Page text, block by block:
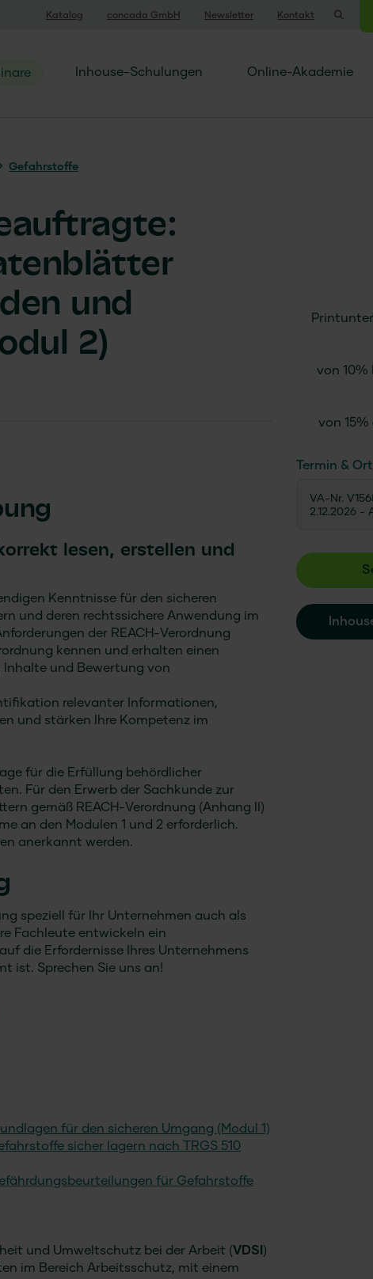
Katalog concada GmbH Newsletter Kontakt
Inhouse-Schulungen Online-Akademie
Gefahrstoffe
und
2)
lesen, erstellen und
Kenntnisse für den sicheren
und deren rechtssichere Anwendung im
der REACH-Verordnung
kennen und erhalten einen
Inhalte und Bewertung von
relevanter Informationen,
und stärken Ihre Kompetenz im
für die Erfüllung behördlicher
Für den Erwerb der Sachkunde zur
gemäß REACH-Verordnung (Anhang II)
an den Modulen 1 und 2 erforderlich.
anerkannt werden.
speziell für Ihr Unternehmen auch als
Fachleute entwickeln ein
die Erfordernisse Ihres Unternehmens
ist. Sprechen Sie uns an!
für den sicheren Umgang (Modul 1)
sicher lagern nach TRGS 510
für Gefahrstoffe
und Umweltschutz bei der Arbeit (VDSI )
im Bereich Arbeitsschutz, mit einem
von 10%
von
Termin &
VA-Nr.
2.12.2026-